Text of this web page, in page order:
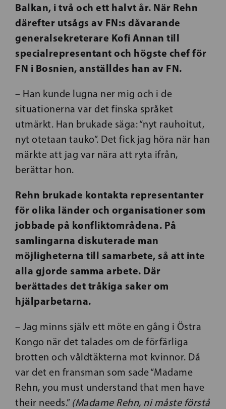
Balkan, i två och ett halvt år. När Rehn
därefter utsågs av FN:s dåvarande
generalsekreterare Kofi Annan till
specialrepresentant och högste chef för
FN i Bosnien, anställdes han av FN.
– Han kunde lugna ner mig och i de
situationerna var det finska språket
utmärkt. Han brukade säga: “nyt rauhoitut,
nyt otetaan tauko”. Det fick jag höra när han
märkte att jag var nära att ryta ifrån,
berättar hon.
Rehn brukade kontakta representanter
för olika länder och organisationer som
jobbade på konfliktområdena. På
samlingarna diskuterade man
möjligheterna till samarbete, så att inte
alla gjorde samma arbete. Där
berättades det tråkiga saker om
hjälparbetarna.
– Jag minns själv ett möte en gång i Östra
Kongo när det talades om de förfärliga
brotten och våldtäkterna mot kvinnor. Då
var det en fransman som sade “Madame
Rehn, you must understand that men have
their needs.” (Madame Rehn, ni måste förstå